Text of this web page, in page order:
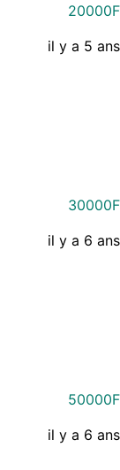
20000F
il y a 5 ans
30000F
il y a 6 ans
50000F
il y a 6 ans